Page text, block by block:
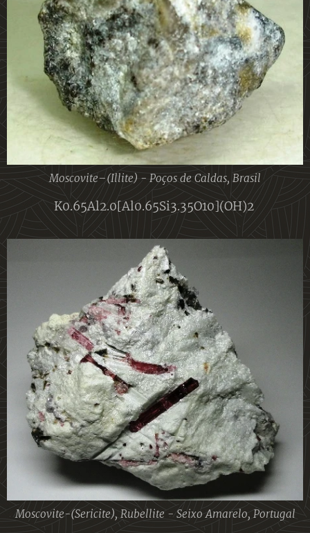
Moscovite–(Illite) - Poços de Caldas, Brasil
K0.65Al2.0[Al0.65Si3.35O10](OH)2
Moscovite-(Sericite), Rubellite - Seixo Amarelo, Portugal